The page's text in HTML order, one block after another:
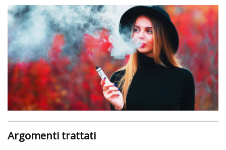
Argomenti trattati